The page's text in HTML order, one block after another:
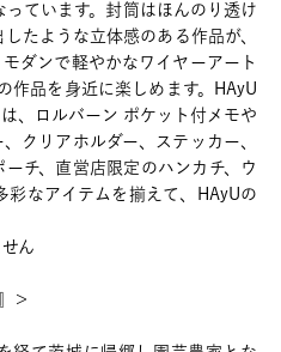
ています。封筒はほんのり透け
たような立体感のある作品が、
ダンで軽やかなワイヤーアート
作品を身近に楽しめます。HAyU
、ロルバーン ポケット付メモや
クリアホルダー、ステッカー、
チ、直営店限定のハンカチ、ウ
彩なアイテムを揃えて、HAyUの
ん
＞